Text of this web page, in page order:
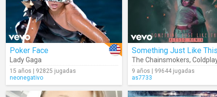
Poker Face
Lady Gaga
15 años | 92825 jugadas
neonegativo
The Chainsmokers,
9 años | 99644 jugadas
as7733